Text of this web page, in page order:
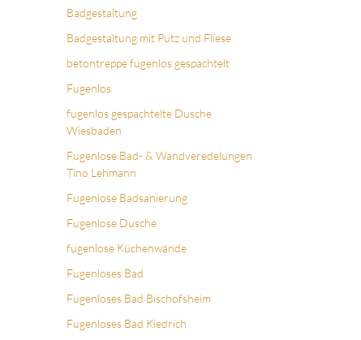
Badgestaltung
Badgestaltung mit Putz und Fliese
betontreppe fugenlos gespachtelt
Fugenlos
fugenlos gespachtelte Dusche
Wiesbaden
Fugenlose Bad- & Wandveredelungen
Tino Lehmann
Fugenlose Badsanierung
Fugenlose Dusche
fugenlose Küchenwände
Fugenloses Bad
Fugenloses Bad Bischofsheim
Fugenloses Bad Kiedrich